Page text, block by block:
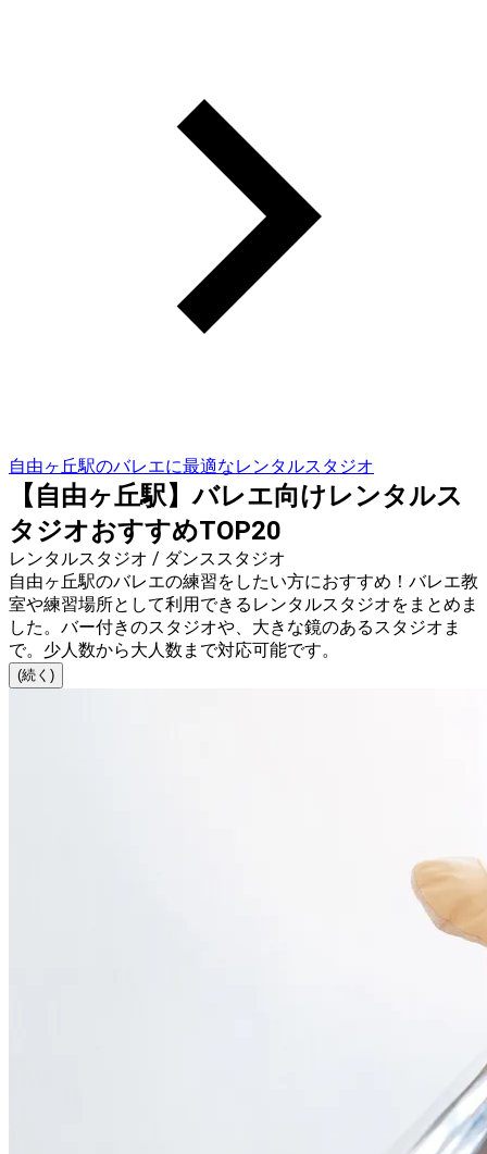
自由ヶ丘駅のバレエに最適なレンタルスタジオ
【自由ヶ丘駅】バレエ向けレンタルス
タジオおすすめTOP20
レンタルスタジオ / ダンススタジオ
自由ヶ丘駅のバレエの練習をしたい方におすすめ！バレエ教
室や練習場所として利用できるレンタルスタジオをまとめま
した。バー付きのスタジオや、大きな鏡のあるスタジオま
で。少人数から大人数まで対応可能です。
(続く)